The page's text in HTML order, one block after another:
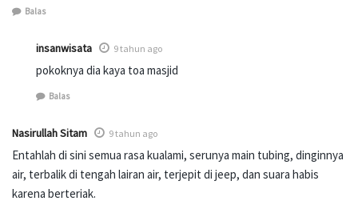
Balas
insanwisata 9 tahun ago
pokoknya dia kaya toa masjid
Balas
Nasirullah Sitam 9 tahun ago
Entahlah di sini semua rasa kualami, serunya main tubing, dinginnya
air, terbalik di tengah lairan air, terjepit di jeep, dan suara habis
karena berteriak.